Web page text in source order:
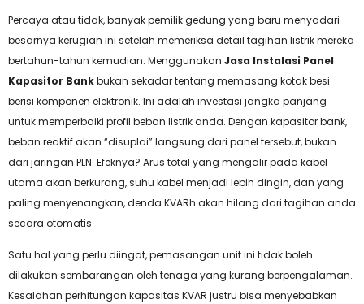
Percaya atau tidak, banyak pemilik gedung yang baru menyadari
besarnya kerugian ini setelah memeriksa detail tagihan listrik mereka
bertahun-tahun kemudian. Menggunakan Jasa Instalasi Panel
Kapasitor Bankbukan sekadar tentang memasang kotak besi
berisi komponen elektronik. Ini adalah investasi jangka panjang
untuk memperbaiki profil beban listrik anda. Dengan kapasitor bank,
beban reaktif akan “disuplai” langsung dari panel tersebut, bukan
dari jaringan PLN. Efeknya? Arus total yang mengalir pada kabel
utama akan berkurang, suhu kabel menjadi lebih dingin, dan yang
paling menyenangkan, denda KVARh akan hilang dari tagihan anda
secara otomatis.
Satu hal yang perlu diingat, pemasangan unit ini tidak boleh
dilakukan sembarangan oleh tenaga yang kurang berpengalaman.
Kesalahan perhitungan kapasitas KVAR justru bisa menyebabkan